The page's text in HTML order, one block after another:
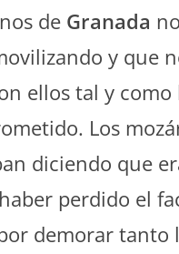
de Granada
y que
ellos tal y como
Los
diciendo que
perdido el
demorar tanto